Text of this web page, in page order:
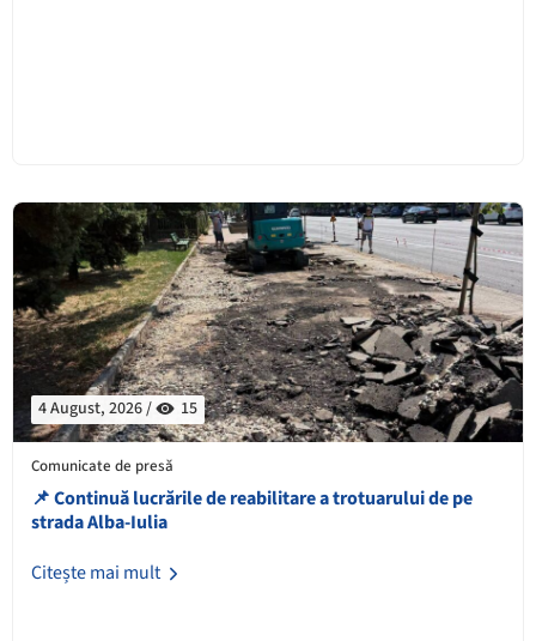
4 August, 2026 / 15
Comunicate de presă
📌 Continuă lucrările de reabilitare a trotuarului de pe
strada Alba-Iulia
Citește mai mult